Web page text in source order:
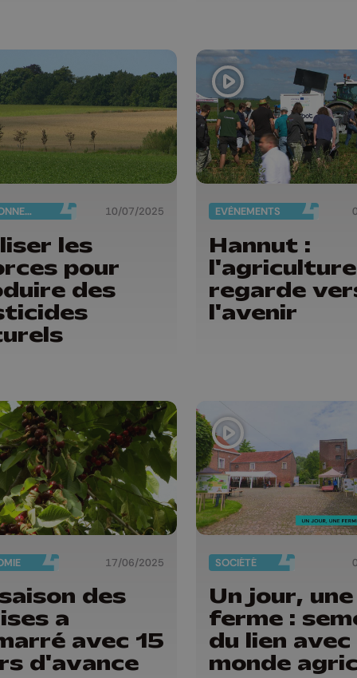
ENVIRONNEMENT 10/07/2025
les
pour
des
EVÈNEMENTS
Hannut :
regarde
l'avenir
17/06/2025
des
a
avec 15
d'avance
SOCIÉTÉ
Un jour, une
ferme :
du lien avec
monde